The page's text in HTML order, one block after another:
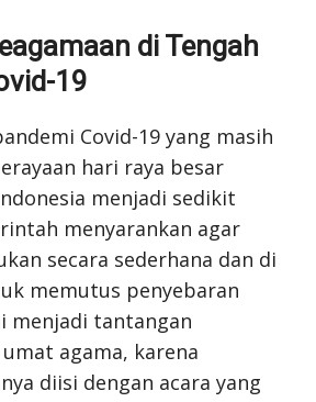
di Tengah
19
Covid-19 yang masih
hari raya besar
menjadi sedikit
menyarankan agar
secara sederhana dan di
memutus penyebaran
menjadi tantangan
agama, karena
diisi dengan acara yang